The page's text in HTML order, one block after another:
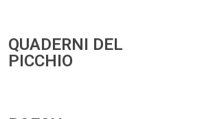
QUADERNI DEL
PICCHIO